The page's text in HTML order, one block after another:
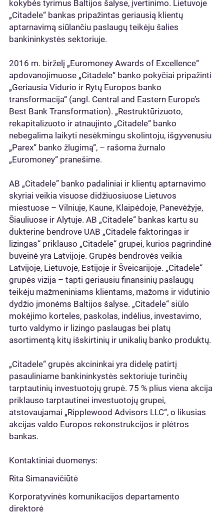
kokybės tyrimus Baltijos šalyse, įvertinimo. Lietuvoje
„Citadele“ bankas pripažintas geriausią klientų
aptarnavimą siūlančiu paslaugų teikėju šalies
bankininkystės sektoriuje.
2016 m. birželį „Euromoney Awards of Excellence“
apdovanojimuose „Citadele“ banko pokyčiai pripažinti
„Geriausia Vidurio ir Rytų Europos banko
transformacija“ (angl. Central and Eastern Europe’s
Best Bank Transformation). „Restruktūrizuoto,
rekapitalizuoto ir atnaujinto „Citadele“ banko
nebegalima laikyti nesėkmingu skolintoju, išgyvenusiu
„Parex“ banko žlugimą“, – rašoma žurnalo
„Euromoney“ pranešime.
AB „Citadele” banko padaliniai ir klientų aptarnavimo
skyriai veikia visuose didžiuosiuose Lietuvos
miestuose – Vilniuje, Kaune, Klaipėdoje, Panevėžyje,
Šiauliuose ir Alytuje. AB „Citadele“ bankas kartu su
dukterine bendrove UAB „Citadele faktoringas ir
lizingas“ priklauso „Citadele“ grupei, kurios pagrindinė
buveinė yra Latvijoje. Grupės bendrovės veikia
Latvijoje, Lietuvoje, Estijoje ir Šveicarijoje. „Citadele“
grupės vizija – tapti geriausiu finansinių paslaugų
teikėju mažmeniniams klientams, mažoms ir vidutinio
dydžio įmonėms Baltijos šalyse. „Citadele“ siūlo
mokėjimo korteles, paskolas, indėlius, investavimo,
turto valdymo ir lizingo paslaugas bei platų
asortimentą kitų išskirtinių ir unikalių banko produktų.
„Citadele“ grupės akcininkai yra didelę patirtį
pasauliniame bankininkystės sektoriuje turinčių
tarptautinių investuotojų grupė. 75 % plius viena akcija
priklauso tarptautinei investuotojų grupei,
atstovaujamai „Ripplewood Advisors LLC“, o likusias
akcijas valdo Europos rekonstrukcijos ir plėtros
bankas.
Kontaktiniai duomenys:
Rita Simanavičiūtė
Korporatyvinės komunikacijos departamento
direktorė